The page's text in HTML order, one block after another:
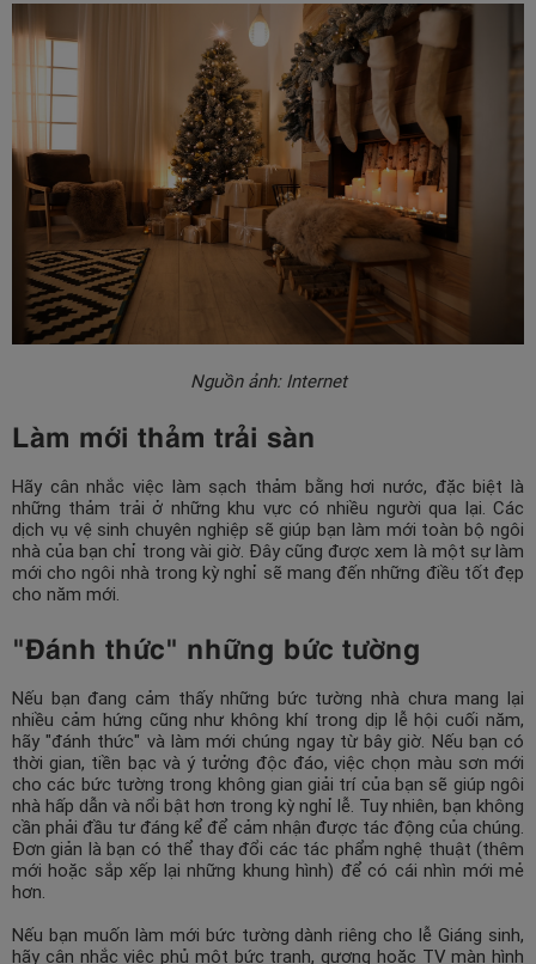
Nguồn ảnh: Internet
Làm mới thảm trải sàn
Hãy cân nhắc việc làm sạch thảm bằng hơi nước, đặc biệt là
những thảm trải ở những khu vực có nhiều người qua lại. Các
dịch vụ vệ sinh chuyên nghiệp sẽ giúp bạn làm mới toàn bộ ngôi
nhà của bạn chỉ trong vài giờ. Đây cũng được xem là một sự làm
mới cho ngôi nhà trong kỳ nghỉ sẽ mang đến những điều tốt đẹp
cho năm mới.
"Đánh thức" những bức tường
Nếu bạn đang cảm thấy những bức tường nhà chưa mang lại
nhiều cảm hứng cũng như không khí trong dịp lễ hội cuối năm,
hãy "đánh thức" và làm mới chúng ngay từ bây giờ. Nếu bạn có
thời gian, tiền bạc và ý tưởng độc đáo, việc chọn màu sơn mới
cho các bức tường trong không gian giải trí của bạn sẽ giúp ngôi
nhà hấp dẫn và nổi bật hơn trong kỳ nghỉ lễ. Tuy nhiên, bạn không
cần phải đầu tư đáng kể để cảm nhận được tác động của chúng.
Đơn giản là bạn có thể thay đổi các tác phẩm nghệ thuật (thêm
mới hoặc sắp xếp lại những khung hình) để có cái nhìn mới mẻ
hơn.
Nếu bạn muốn làm mới bức tường dành riêng cho lễ Giáng sinh,
hãy cân nhắc việc phủ một bức tranh, gương hoặc TV màn hình